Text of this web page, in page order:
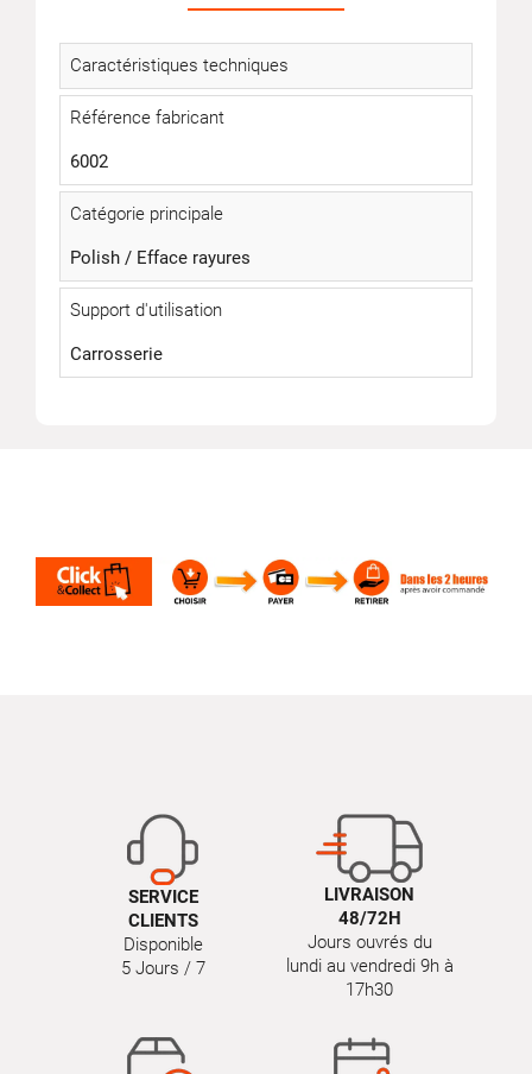
Caractéristiques techniques
Référence fabricant
6002
Catégorie principale
Polish / Efface rayures
Support d'utilisation
Carrosserie
SERVICE
CLIENTS
Disponible
5 Jours / 7
LIVRAISON
48/72H
Jours ouvrés du
lundi au vendredi 9h à
17h30